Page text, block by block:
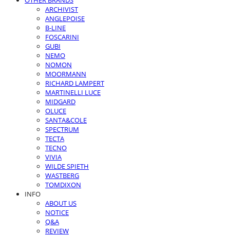
ARCHIVIST
ANGLEPOISE
B-LINE
FOSCARINI
GUBI
NEMO
NOMON
MOORMANN
RICHARD LAMPERT
MARTINELLI LUCE
MIDGARD
OLUCE
SANTA&COLE
SPECTRUM
TECTA
TECNO
VIVIA
WILDE SPIETH
WASTBERG
TOMDIXON
INFO
ABOUT US
NOTICE
Q&A
REVIEW